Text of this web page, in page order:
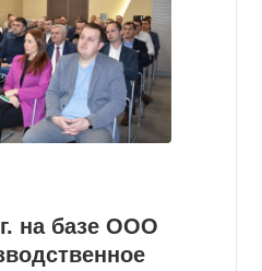
на базе ООО